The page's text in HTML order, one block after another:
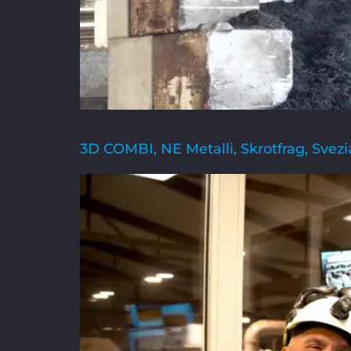
3D COMBI, NE Metalli, Skrotfrag,